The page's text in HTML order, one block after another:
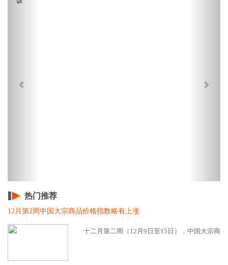
热门推荐
12月第2周中国大宗商品价格指数略有上涨
十二月第二周（12月9日至15日），中国大宗商